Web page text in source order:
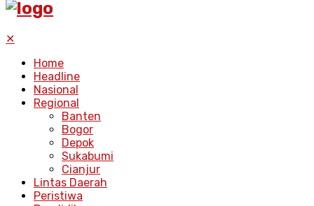
✕
Home
Headline
Nasional
Regional
Banten
Bogor
Depok
Sukabumi
Cianjur
Lintas Daerah
Peristiwa